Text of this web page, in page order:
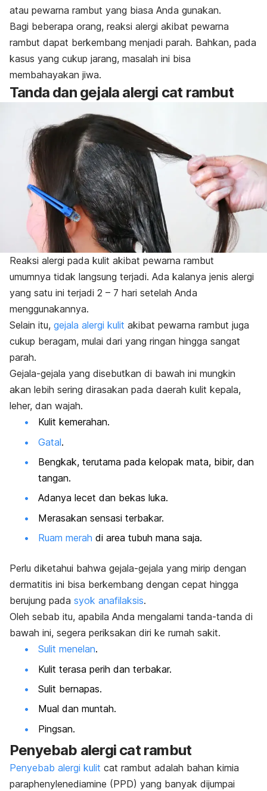
atau pewarna rambut yang biasa Anda gunakan.
Bagi beberapa orang, reaksi alergi akibat pewarna
rambut dapat berkembang menjadi parah. Bahkan, pada
kasus yang cukup jarang, masalah ini bisa
membahayakan jiwa.
Tanda dan gejala alergi cat rambut
Reaksi alergi pada kulit akibat pewarna rambut
umumnya tidak langsung terjadi. Ada kalanya jenis alergi
yang satu ini terjadi 2 – 7 hari setelah Anda
menggunakannya.
Selain itu, gejala alergi kulit akibat pewarna rambut juga
cukup beragam, mulai dari yang ringan hingga sangat
parah.
Gejala-gejala yang disebutkan di bawah ini mungkin
akan lebih sering dirasakan pada daerah kulit kepala,
leher, dan wajah.
Kulit kemerahan.
Gatal.
Bengkak, terutama pada kelopak mata, bibir, dan
tangan.
Adanya lecet dan bekas luka.
Merasakan sensasi terbakar.
Ruam merah di area tubuh mana saja.
Perlu diketahui bahwa gejala-gejala yang mirip dengan
dermatitis ini bisa berkembang dengan cepat hingga
berujung pada syok anafilaksis.
Oleh sebab itu, apabila Anda mengalami tanda-tanda di
bawah ini, segera periksakan diri ke rumah sakit.
Sulit menelan.
Kulit terasa perih dan terbakar.
Sulit bernapas.
Mual dan muntah.
Pingsan.
Penyebab alergi cat rambut
Penyebab alergi kulit cat rambut adalah bahan kimia
paraphenylenediamine (PPD) yang banyak dijumpai